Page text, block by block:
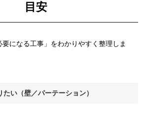
目安
になる工事」をわかりやすく整理しま
たい（壁／パーテーション）